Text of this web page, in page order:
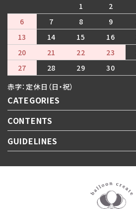
1
2
6
7 8 9
13
14 15 16
20
21 22 23
27
28 29
30
赤字：定休日（日・祝）
CATEGORIES
CONTENTS
GUIDELINES